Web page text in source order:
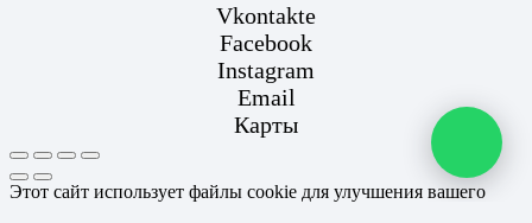
Vkontakte
Facebook
Instagram
Email
Карты
Этот сайт использует файлы cookie для улучшения вашего